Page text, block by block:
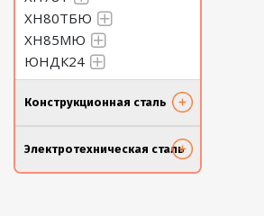
ХН80ТБЮ
ХН85МЮ
ЮНДК24
Конструкционная сталь
Электротехническая сталь